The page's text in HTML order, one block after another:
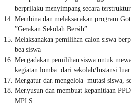
berprilaku menyimpang secara
Membina dan melaksanakan program
”Gerakan Sekolah Bersih”
Melaksanakan pemilihan calon siswa
bea siswa
Mengadakan pemilihan siswa untuk
kegiatan lomba dari sekolah/Instansi luar
Mengatur dan mengelola mutasi siswa,
Menyusun dan membuat kepanitiaan
MPLS